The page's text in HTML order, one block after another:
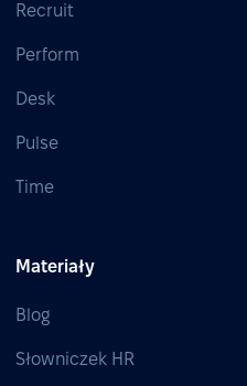
Recruit
Perform
Desk
Pulse
Time
Materiały
Blog
Słowniczek HR